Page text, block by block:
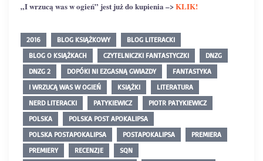
„I wrzucą was w ogień” jest już do kupienia –>KLIK!
2016 BLOG KSIĄŻKOWY
BLOG LITERACKI
BLOG O KSIĄŻKACH
CZYTELNICZKI FANTASTYCZKI
DNZG
DNZG 2
DOPÓKI NI EZGASNĄ GWIAZDY
FANTASTYKA
I WRZUCĄ WAS W OGIEŃ
KSIĄŻKI
LITERATURA
NERD LITERACKI
PATYKIEWICZ
PIOTR PATYKIEWICZ
POLSKA
POLSKA POST APOKALIPSA
POLSKA POSTAPOKALIPSA
POSTAPOKALIPSA
PREMIERA
PREMIERY
RECENZJE
SQN